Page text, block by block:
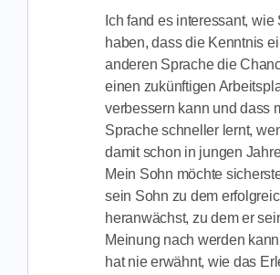
Ich fand es interessant, wie
haben, dass die Kenntnis
anderen Sprache die
einen zukünftigen
verbessern kann und dass
Sprache schneller lernt,
damit schon in jungen
Mein Sohn möchte
sein Sohn zu dem
heranwächst, zu dem er
Meinung nach werden
hat nie erwähnt, wie das